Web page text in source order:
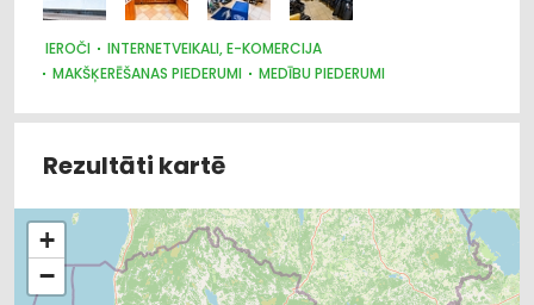
IEROČI
INTERNETVEIKALI, E-KOMERCIJA
MAKŠĶERĒŠANAS PIEDERUMI
MEDĪBU PIEDERUMI
Rezultāti kartē
+
−